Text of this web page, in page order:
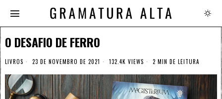
O DESAFIO DE FERRO
LIVROS 23 DE NOVEMBRO DE 2021 132.4K VIEWS 2 MIN DE LEITURA